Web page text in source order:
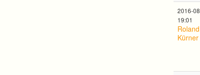
2016-
19:01
Roland
Kürner